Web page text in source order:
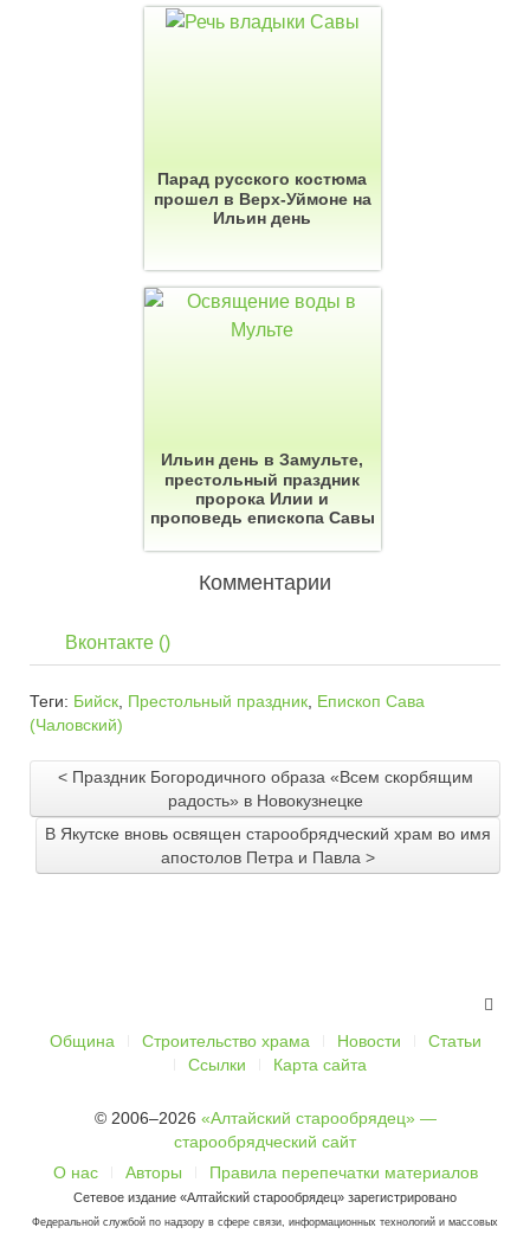
Парад русского костюма
прошел в Верх-Уймоне на
Ильин день
Ильин день в Замульте,
престольный праздник
пророка Илии и
проповедь епископа Савы
Комментарии
Вконтакте ()
Теги: Бийск Престольный праздник Епископ Сава
(Чаловский)
< Праздник Богородичного образа «Всем скорбящим
радость» в Новокузнецке
В Якутске вновь освящен старообрядческий храм во имя
апостолов Петра и Павла >
Община Строительство храма Новости
Статьи
Ссылки
Карта сайта
© 2006–2026 «Алтайский старообрядец» —
старообрядческий сайт
О нас
Авторы Правила перепечатки материалов
Сетевое издание «Алтайский старообрядец» зарегистрировано
Федеральной службой по надзору в сфере связи, информационных технологий и массовых